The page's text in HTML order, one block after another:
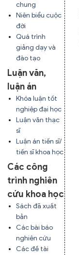
chung
Niên biểu cuộc
đời
Quá trình
giảng dạy và
đào tạo
Luận văn,
luận án
Khóa luận tốt
nghiệp đại học
Luận văn thạc
sĩ
Luận án tiến sĩ/
tiến sĩ khoa học
Các công
trình nghiên
cứu khoa học
Sách đã xuất
bản
Các bài báo
nghiên cứu
Các đề tài